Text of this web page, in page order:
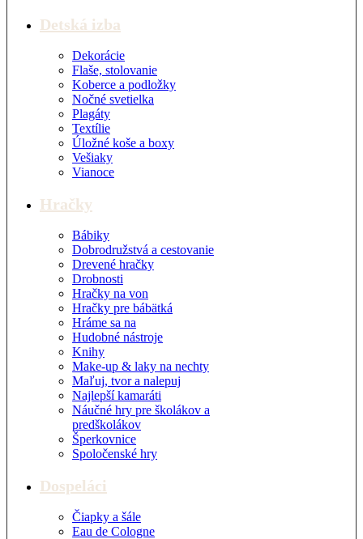
Detská izba
Dekorácie
Flaše, stolovanie
Koberce a podložky
Nočné svetielka
Plagáty
Textílie
Úložné koše a boxy
Vešiaky
Vianoce
Hračky
Bábiky
Dobrodružstvá a cestovanie
Drevené hračky
Drobnosti
Hračky na von
Hračky pre bábätká
Hráme sa na
Hudobné nástroje
Knihy
Make-up & laky na nechty
Maľuj, tvor a nalepuj
Najlepší kamaráti
Náučné hry pre školákov a
predškolákov
Šperkovnice
Spoločenské hry
Dospeláci
Čiapky a šále
Eau de Cologne